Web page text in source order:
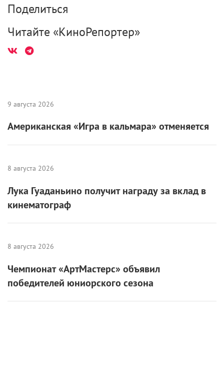
Поделиться
Читайте «КиноРепортер»